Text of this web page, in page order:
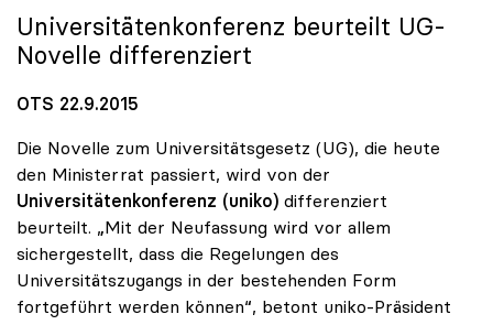
Universitätenkonferenz beurteilt UG-
Novelle differenziert
OTS 22.9.2015
Die Novelle zum Universitätsgesetz (UG), die heute
den Ministerrat passiert, wird von der
Universitätenkonferenz (uniko) differenziert
beurteilt. „Mit der Neufassung wird vor allem
sichergestellt, dass die Regelungen des
Universitätszugangs in der bestehenden Form
fortgeführt werden können“, betont uniko-Präsident